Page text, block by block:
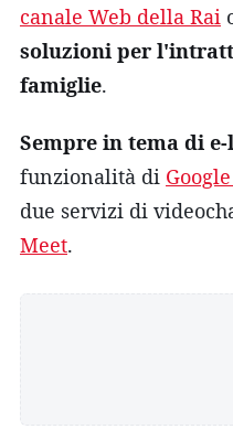
canale Web della Rai
soluzioni per
famiglie.
Sempre in tema di
funzionalità di
due servizi di
Meet.